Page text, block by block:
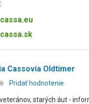
Cassovia Oldtimer
Pridať hodnotenie
starých áut -